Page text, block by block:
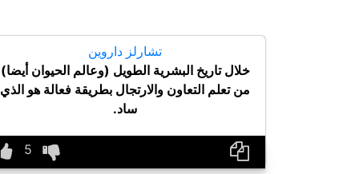
تشارلز داروين
خلال تاريخ البشرية الطويل (وعالم الحيوان أيضا)
من تعلم التعاون والارتجال بطريقة فعالة هو الذي
ساد.